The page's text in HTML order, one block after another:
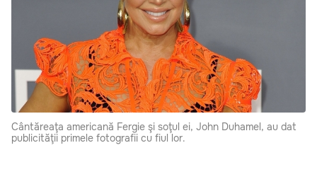
Cântăreaţa americană Fergie şi soţul ei, John Duhamel, au dat
publicităţii primele fotografii cu fiul lor.